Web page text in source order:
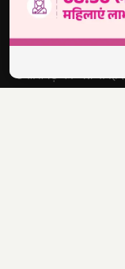
दबंगआवाज़
सच की आवाज़ • भारत
छत्तीसगढ़ का अग्रणी